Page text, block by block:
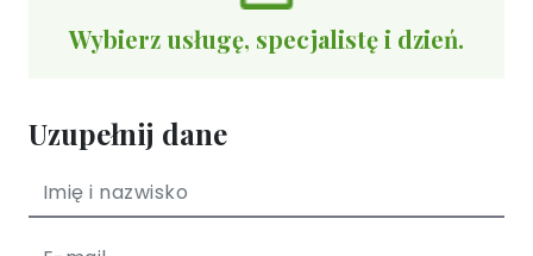
Wybierz usługę, specjalistę i dzień.
Uzupełnij dane